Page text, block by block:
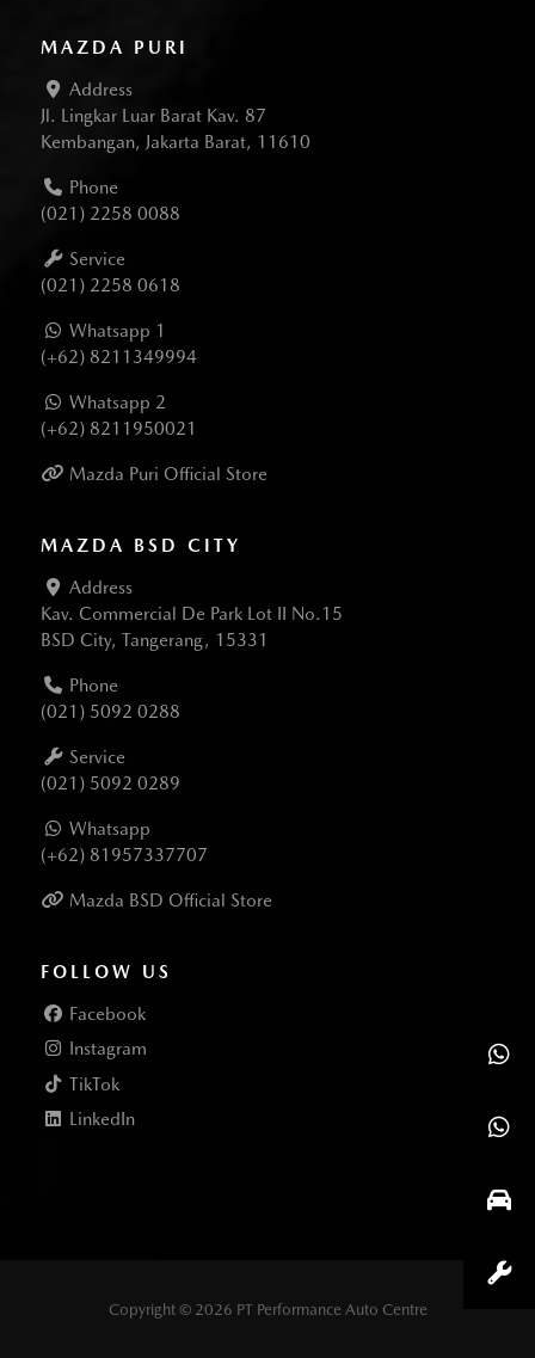
MAZDA PURI
Address
Jl. Lingkar Luar Barat Kav. 87
Kembangan, Jakarta Barat, 11610
Phone
(021) 2258 0088
Service
(021) 2258 0618
Whatsapp 1
(+62) 8211349994
Whatsapp 2
(+62) 8211950021
Mazda Puri Official Store
MAZDA BSD CITY
Address
Kav. Commercial De Park Lot II No.15
BSD City, Tangerang, 15331
Phone
(021) 5092 0288
Service
(021) 5092 0289
Whatsapp
(+62) 81957337707
Mazda BSD Official Store
FOLLOW US
Facebook
Instagram
TikTok
LinkedIn
Copyright © 2026 PT Performance Auto Centre